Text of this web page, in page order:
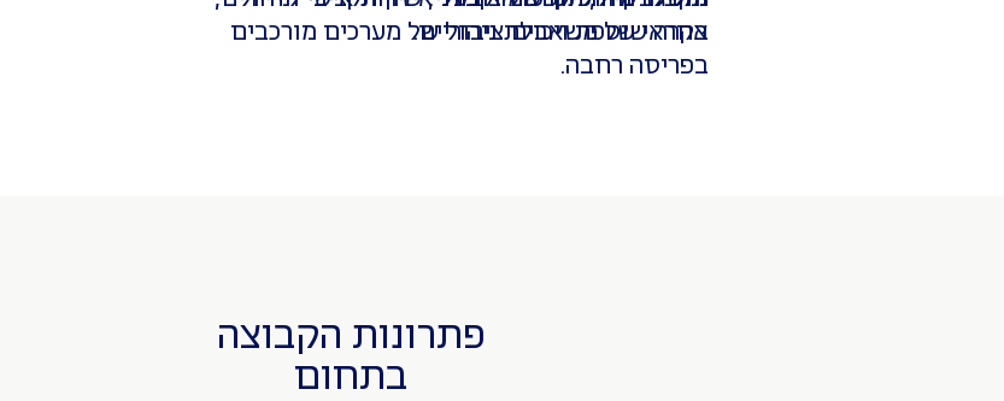
אחראי של משאבים ציבוריים.
בקרה שוטפת ויכולת ניהול של מערכים מורכבים
בפריסה רחבה.
פתרונות הקבוצה
בתחום